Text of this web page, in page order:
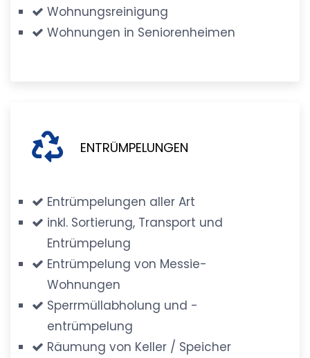
Wohnungsreinigung
Wohnungen in Seniorenheimen
ENTRÜMPELUNGEN
Entrümpelungen aller Art
inkl. Sortierung, Transport und
Entrümpelung
Entrümpelung von Messie-
Wohnungen
Sperrmüllabholung und -
entrümpelung
Räumung von Keller / Speicher